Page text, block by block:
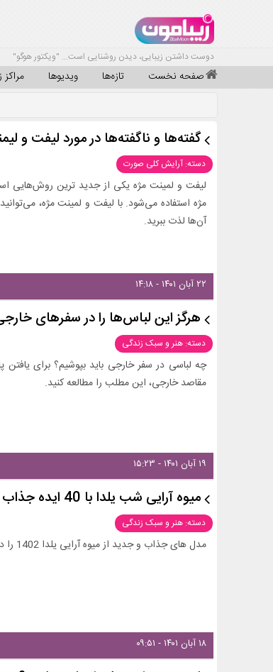
دوست داشتن زیبایی، دیدن روشنایی است... "ویکتور هوگو"
صفحه نخست تازه‌ها ویدیوها
گفته‌ها و ناگفته‌ها در مورد لیفت و
دسته: آرایش کلی صورت
لیفت و لمینت مژه یکی از جدید ترین روش‌هایی
مژه استفاده می‌شود. با لیفت و لمینت مژه،
آن‌ها لذت ببرید.
۲۲ آبان ۱۴۰۱ - ۱۴:۱۸
هرگز این لباس‌ها را در سفرهای
دسته: هنر و سبک زندگی
چه لباسی در سفر خارجی باید بپوشیم؟ برای یافتن
مقاصد خارجی، این مطلب را مطالعه کنید.
۱۹ آبان ۱۴۰۱ - ۱۵:۲۳
میوه آرایی شب یلدا با 40 ایده جذاب 1402
دسته: هنر و سبک زندگی
مدل های جذاب و جدید از میوه آرایی یلدا 1402 را در ادامه این بخش از زیبامون ببینید و ایده بگیرید.
۱۸ آبان ۱۴۰۱ - ۰۹:۵۱